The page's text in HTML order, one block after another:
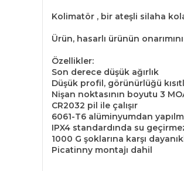
Kolimatör , bir ateşli silaha
Ürün, hasarlı ürünün
Özellikler:
Son derece düşük ağırlık
Düşük profil, görünürlüğü
Nişan noktasının boyutu 3
CR2032 pil ile çalışır
6061-T6 alüminyumdan
IPX4 standardında su
1000 G şoklarına karşı
Picatinny montajı dahil